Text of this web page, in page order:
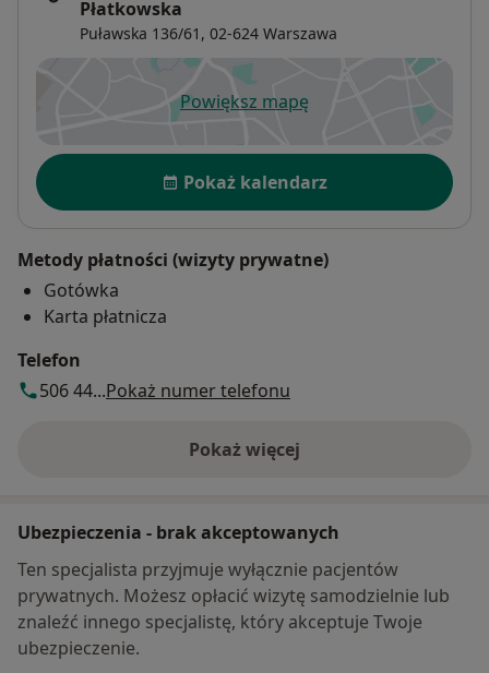
Płatkowska
Puławska 136/61, 02-624 Warszawa
Powiększ mapęotwiera się w nowej karcie
Dostępność
Pokaż kalendarz
Metody płatności (wizyty prywatne)
Gotówka
Karta płatnicza
Telefon
506 44...Pokaż numer telefonu
Pokaż więcej
o adresie
Ubezpieczenia - brak akceptowanych
Ten specjalista przyjmuje wyłącznie pacjentów
prywatnych. Możesz opłacić wizytę samodzielnie lub
znaleźć innego specjalistę, który akceptuje Twoje
ubezpieczenie.